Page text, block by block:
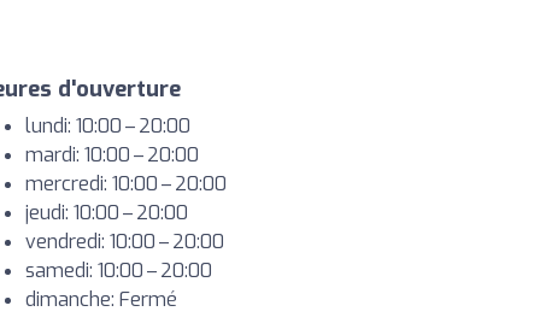
d'ouverture
lundi: 10:00 – 20:00
mardi: 10:00 – 20:00
mercredi: 10:00 – 20:00
jeudi: 10:00 – 20:00
vendredi: 10:00 – 20:00
samedi: 10:00 – 20:00
dimanche: Fermé